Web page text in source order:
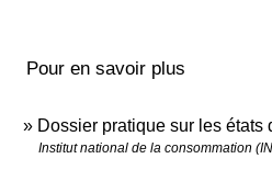
Pour en savoir plus
Dossier pratique sur les
Institut national de la consommation